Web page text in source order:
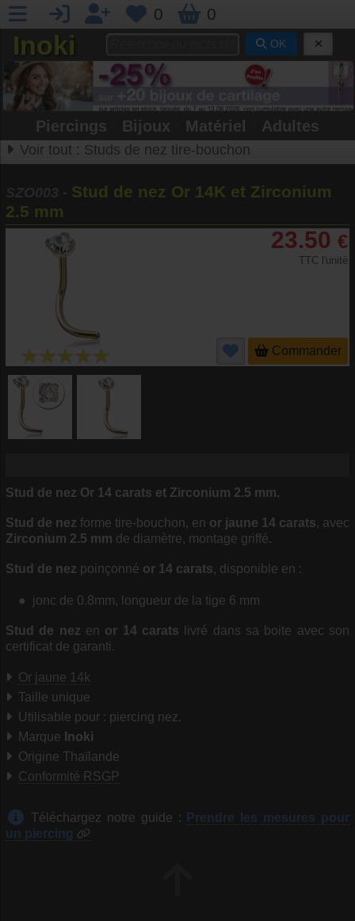
0 0
Inoki OK
Piercings Bijoux Matériel Adultes
Voir tout : Studs de nez tire-bouchon
Stud de nez Or 14K et Zirconium
2.5 mm
23.50 €
TTC l'unité
Commander
Stud de nez Or 14 carats et Zirconium 2.5 mm.
Stud de nez forme tire-bouchon, en or jaune 14 carats, avec
Zirconium 2.5 mm de diamètre, montage griffé.
Stud de nez poinçonné or 14 carats, disponible en :
jonc de 0.8mm, longueur de la tige 6 mm
Stud de nez en or 14 carats livré dans sa boite avec son
certificat de garanti.
Or jaune 14k
Taille unique
Utilisable pour : piercing nez.
Marque Inoki
Origine Thaïlande
Conformité RSGP
Téléchargez notre guide :
Prendre les mesures pour
un piercing